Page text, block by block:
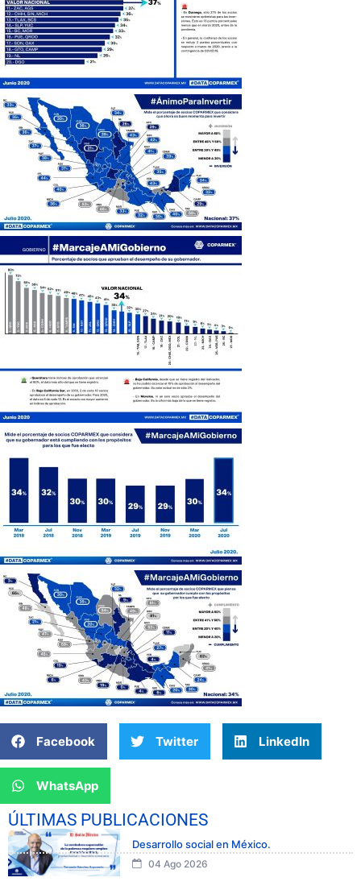
Facebook Twitter LinkedIn
WhatsApp
ÚLTIMAS PUBLICACIONES
Desarrollo social en México.
04 Ago 2026